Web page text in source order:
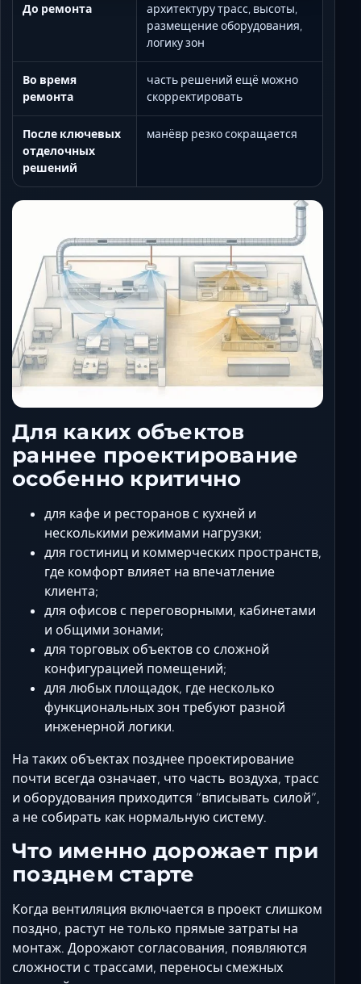
До ремонта
архитектуру трасс, высоты,
размещение оборудования,
логику зон
Во время
ремонта
часть решений ещё можно
скорректировать
После ключевых
отделочных
решений
манёвр резко сокращается
Для каких объектов
раннее проектирование
особенно критично
для кафе и ресторанов с кухней и
несколькими режимами нагрузки;
для гостиниц и коммерческих пространств,
где комфорт влияет на впечатление
клиента;
для офисов с переговорными, кабинетами
и общими зонами;
для торговых объектов со сложной
конфигурацией помещений;
для любых площадок, где несколько
функциональных зон требуют разной
инженерной логики.
На таких объектах позднее проектирование
почти всегда означает, что часть воздуха, трасс
и оборудования приходится “вписывать силой”,
а не собирать как нормальную систему.
Что именно дорожает при
позднем старте
Когда вентиляция включается в проект слишком
поздно, растут не только прямые затраты на
монтаж. Дорожают согласования, появляются
сложности с трассами, переносы смежных